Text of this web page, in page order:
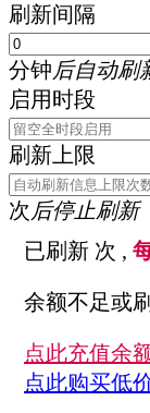
刷新间隔
分钟后自动刷
启用时段
刷新上限
次 后停止刷新
已刷新 次 ,
余额不足或
点此充值余
点此购买低